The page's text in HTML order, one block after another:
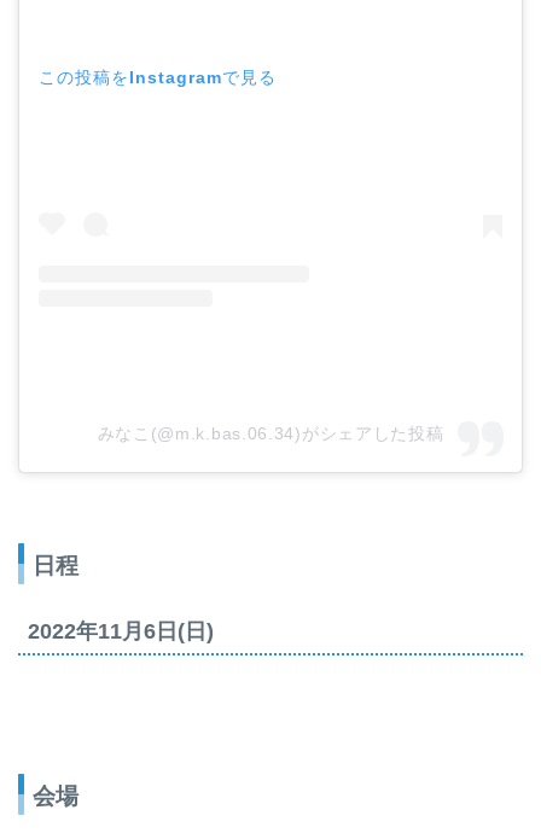
この投稿をInstagramで見る
みなこ(@m.k.bas.06.34)がシェアした投稿
日程
2022年11月6日(日)
会場